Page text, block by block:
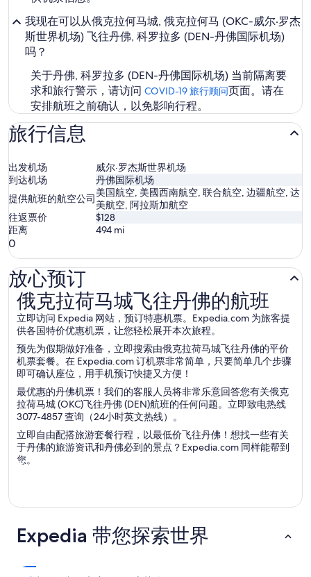
我现在可以从俄克拉何马城, 俄克拉何马 (OKC-威尔·罗杰
斯世界机场) 飞往丹佛, 科罗拉多 (DEN-丹佛国际机场)
吗？
关于丹佛, 科罗拉多 (DEN-丹佛国际机场) 当前隔离要
求和旅行警示，请访问 COVID-19 旅行顾问页面。请在
安排航班之前确认，以免影响行程。
旅行信息
出发机场
威尔·罗杰斯世界机场
到达机场
丹佛国际机场
提供航班的航空公司美国航空, 美國西南航空, 联合航空, 边疆航空, 达
美航空, 阿拉斯加航空
往返票价
$128
距离
494 mi
0
放心预订
俄克拉荷马城飞往丹佛的航班
立即访问 Expedia 网站，预订特惠机票。Expedia.com 为旅客提
供各国特价优惠机票，让您轻松展开本次旅程。
预先为假期做好准备，立即搜索由俄克拉荷马城飞往丹佛的平价
机票套餐。在 Expedia.com 订机票非常简单，只要简单几个步骤
即可确认座位，用手机预订快捷又方便！
最优惠的丹佛机票！我们的客服人员将非常乐意回答您有关俄克
拉荷马城 (OKC)飞往丹佛 (DEN)航班的任何问题。立即致电热线
3077-4857 查询（24小时英文热线）。
立即自由配搭旅游套餐行程，以最低价飞往丹佛！想找一些有关
于丹佛的旅游资讯和丹佛必到的景点？Expedia.com 同样能帮到
您。
俄克拉荷马城飞往丹佛的航班
Expedia 带您探索世界